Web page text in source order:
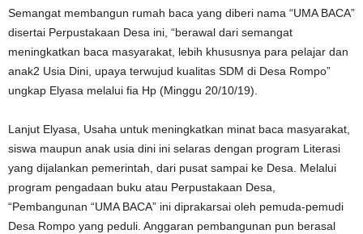
Semangat membangun rumah baca yang diberi nama “UMA BACA”
disertai Perpustakaan Desa ini, “berawal dari semangat
meningkatkan baca masyarakat, lebih khususnya para pelajar dan
anak2 Usia Dini, upaya terwujud kualitas SDM di Desa Rompo”
ungkap Elyasa melalui fia Hp (Minggu 20/10/19).
Lanjut Elyasa, Usaha untuk meningkatkan minat baca masyarakat,
siswa maupun anak usia dini ini selaras dengan program Literasi
yang dijalankan pemerintah, dari pusat sampai ke Desa. Melalui
program pengadaan buku atau Perpustakaan Desa,
“Pembangunan “UMA BACA” ini diprakarsai oleh pemuda-pemudi
Desa Rompo yang peduli. Anggaran pembangunan pun berasal